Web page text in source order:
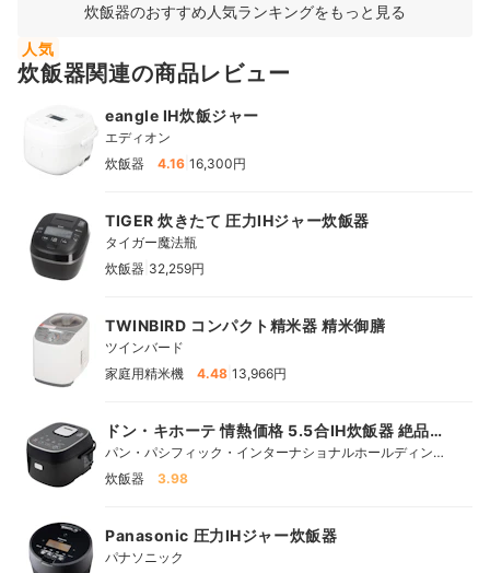
炊飯器のおすすめ人気ランキングをもっと見る
人気
炊飯器関連の商品レビュー
eangle IH炊飯ジャー
エディオン
炊飯器
4.16 16,300円
TIGER 炊きたて 圧力IHジャー炊飯器
タイガー魔法瓶
炊飯器 32,259円
TWINBIRD コンパクト精米器 精米御膳
ツインバード
家庭用精米機
4.48 13,966円
ドン・キホーテ 情熱価格 5.5合IH炊飯器 絶品ご
はん
パン・パシフィック・インターナショナルホールディング
炊飯器 3.98
Panasonic 圧力IHジャー炊飯器
パナソニック